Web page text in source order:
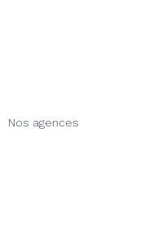
Nos agences